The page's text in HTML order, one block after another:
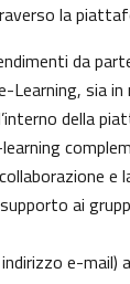
la
da
sia
della
ai
e-